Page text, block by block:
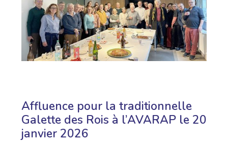
Affluence pour la traditionnelle
Galette des Rois à l’AVARAP le 20
janvier 2026